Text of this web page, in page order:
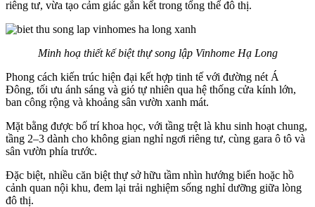
riêng tư, vừa tạo cảm giác gắn kết trong tổng thể đô thị.
Minh hoạ thiết kế biệt thự song lập Vinhome Hạ Long
Phong cách kiến trúc hiện đại kết hợp tinh tế với đường nét Á
Đông, tối ưu ánh sáng và gió tự nhiên qua hệ thống cửa kính lớn,
ban công rộng và khoảng sân vườn xanh mát.
Mặt bằng được bố trí khoa học, với tầng trệt là khu sinh hoạt chung,
tầng 2–3 dành cho không gian nghỉ ngơi riêng tư, cùng gara ô tô và
sân vườn phía trước.
Đặc biệt, nhiều căn biệt thự sở hữu tầm nhìn hướng biển hoặc hồ
cảnh quan nội khu, đem lại trải nghiệm sống nghỉ dưỡng giữa lòng
đô thị.